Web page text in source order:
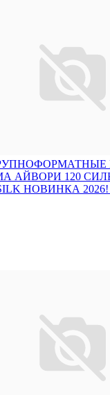
АЙВОРИ 120
НОВИНКА 2026!